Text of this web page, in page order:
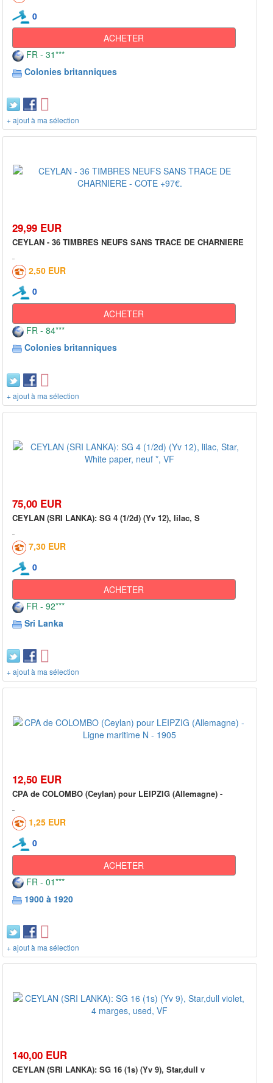
0
ACHETER
FR - 31***
Colonies britanniques
+ ajout à ma sélection
29,99 EUR
CEYLAN - 36 TIMBRES NEUFS SANS TRACE DE CHARNIERE
2,50 EUR
0
ACHETER
FR - 84***
Colonies britanniques
+ ajout à ma sélection
75,00 EUR
CEYLAN (SRI LANKA): SG 4 (1/2d) (Yv 12), lilac, S
7,30 EUR
0
ACHETER
FR - 92***
Sri Lanka
+ ajout à ma sélection
12,50 EUR
CPA de COLOMBO (Ceylan) pour LEIPZIG (Allemagne) -
1,25 EUR
0
ACHETER
FR - 01***
1900 à 1920
+ ajout à ma sélection
140,00 EUR
CEYLAN (SRI LANKA): SG 16 (1s) (Yv 9), Star,dull v